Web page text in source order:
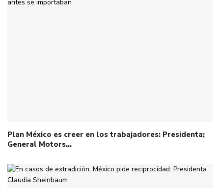
Plan México es creer en los trabajadores: Presidenta;
General Motors…